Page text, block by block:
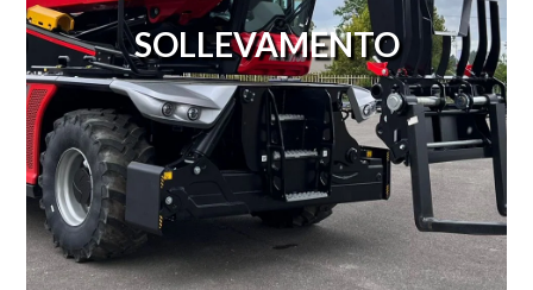
SOLLEVAMENTO